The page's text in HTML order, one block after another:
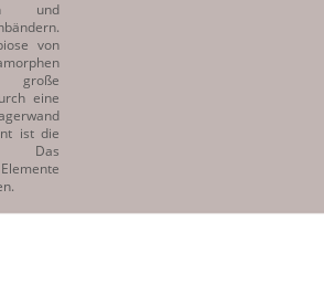
und
von
große
eine
ist die
Das